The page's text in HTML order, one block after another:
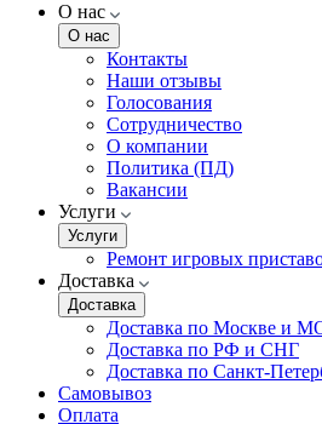
О нас
О нас
Контакты
Наши отзывы
Голосования
Сотрудничество
О компании
Политика (ПД)
Вакансии
Услуги
Услуги
Ремонт игровых
Доставка
Доставка
Доставка по Москве и
Доставка по РФ и СНГ
Доставка по Санкт-
Самовывоз
Оплата